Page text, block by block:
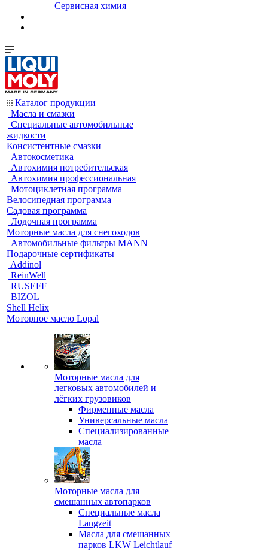
Сервисная химия
Каталог продукции
Масла и смазки
Специальные автомобильные
жидкости
Консистентные смазки
Автокосметика
Автохимия потребительская
Автохимия профессиональная
Мотоциклетная программа
Велосипедная программа
Садовая программа
Лодочная программа
Моторные масла для снегоходов
Автомобильные фильтры MANN
Подарочные сертификаты
Addinol
ReinWell
RUSEFF
BIZOL
Shell Helix
Моторное масло Lopal
Моторные масла для
легковых автомобилей и
лёгких грузовиков
Фирменные масла
Универсальные масла
Специализированные
масла
Моторные масла для
смешанных автопарков
Специальные масла
Langzeit
Масла для смешанных
парков LKW Leichtlauf